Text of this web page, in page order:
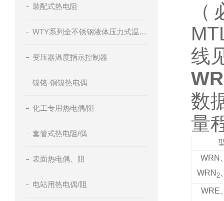
装配式热电阻
WTY系列全不锈钢液体压力式温度计
变压器温度指示控制器
镍铬-铜镍热电偶
化工专用热电偶/阻
套管式热电阻/偶
表面热电偶、阻
电站用热电偶/阻
线
数
量
WRN
WRN 2
WRE